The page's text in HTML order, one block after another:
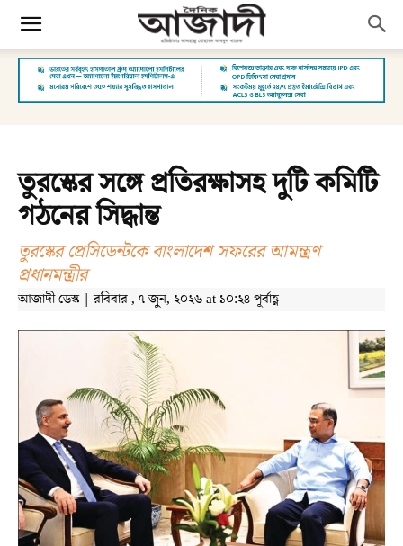
তুরস্কের সঙ্গে প্রতিরক্ষাসহ দুটি কমিটি
গঠনের সিদ্ধান্ত
তুরস্কের প্রেসিডেন্টকে বাংলাদেশ সফরের আমন্ত্রণ
প্রধানমন্ত্রীর
আজাদী ডেস্ক | রবিবার , ৭ জুন, ২০২৬ at ১০:২৪ পূর্বাহ্ণ